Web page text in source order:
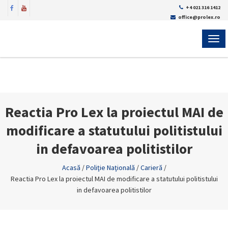
+4 021 316 1412
office@prolex.ro
Reactia Pro Lex la proiectul MAI de
modificare a statutului politistului
in defavoarea politistilor
Acasă /Poliţie Naţională /Carieră /
Reactia Pro Lex la proiectul MAI de modificare a statutului politistului
in defavoarea politistilor